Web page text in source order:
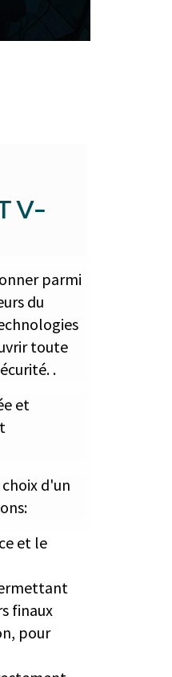
V-
parmi
du
toute
.
et
d'un
et le
finaux
pour